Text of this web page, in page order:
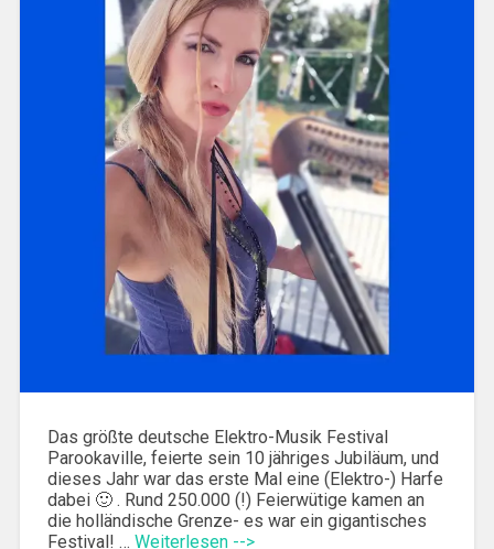
Das größte deutsche Elektro-Musik Festival
Parookaville, feierte sein 10 jähriges Jubiläum, und
dieses Jahr war das erste Mal eine (Elektro-) Harfe
dabei 🙂 . Rund 250.000 (!) Feierwütige kamen an
die holländische Grenze- es war ein gigantisches
Festival! … Weiterlesen -->